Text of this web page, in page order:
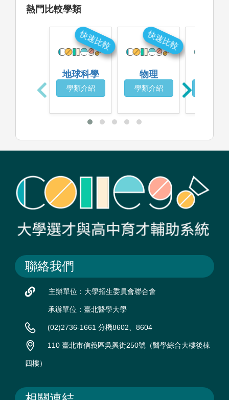
熱門比較學類
地球科學
學類介紹
快速比較
物理
學類介紹
快速比較
聯絡我們
主辦單位：大學招生委員會聯合會
承辦單位：臺北醫學大學
(02)2736-1661 分機8602、8604
110 臺北市信義區吳興街250號（醫學綜合大樓後棟
四樓）